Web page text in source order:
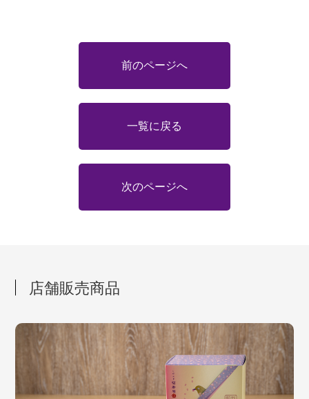
前のページへ
一覧に戻る
次のページへ
店舗販売商品